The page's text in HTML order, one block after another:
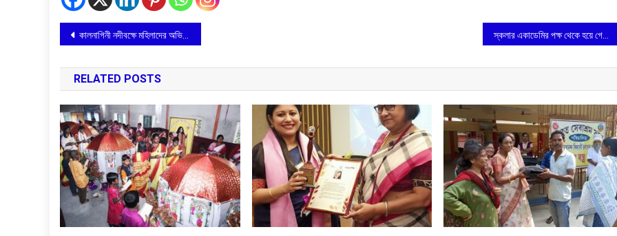
Post
navigation
কালনাগিনী নদীবক্ষে মহিলাদের অভিনব তর্পণ-এ উপচে পড়া ভিড়
RELATED POSTS